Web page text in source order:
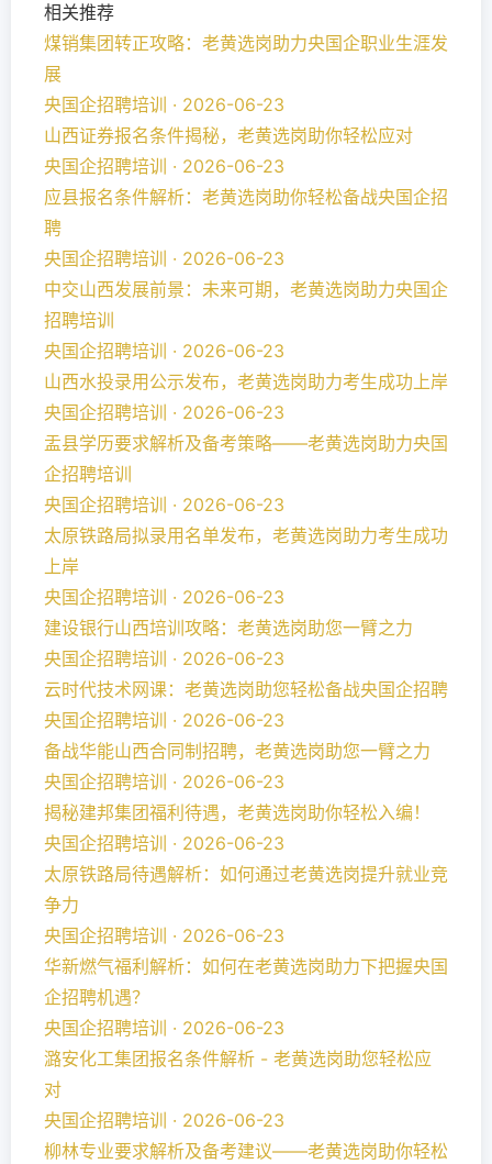
相关推荐
煤销集团转正攻略：老黄选岗助力央国企职业生涯发
展
央国企招聘培训 · 2026-06-23
山西证券报名条件揭秘，老黄选岗助你轻松应对
央国企招聘培训 · 2026-06-23
应县报名条件解析：老黄选岗助你轻松备战央国企招
聘
央国企招聘培训 · 2026-06-23
中交山西发展前景：未来可期，老黄选岗助力央国企
招聘培训
央国企招聘培训 · 2026-06-23
山西水投录用公示发布，老黄选岗助力考生成功上岸
央国企招聘培训 · 2026-06-23
盂县学历要求解析及备考策略——老黄选岗助力央国
企招聘培训
央国企招聘培训 · 2026-06-23
太原铁路局拟录用名单发布，老黄选岗助力考生成功
上岸
央国企招聘培训 · 2026-06-23
建设银行山西培训攻略：老黄选岗助您一臂之力
央国企招聘培训 · 2026-06-23
云时代技术网课：老黄选岗助您轻松备战央国企招聘
央国企招聘培训 · 2026-06-23
备战华能山西合同制招聘，老黄选岗助您一臂之力
央国企招聘培训 · 2026-06-23
揭秘建邦集团福利待遇，老黄选岗助你轻松入编！
央国企招聘培训 · 2026-06-23
太原铁路局待遇解析：如何通过老黄选岗提升就业竞
争力
央国企招聘培训 · 2026-06-23
华新燃气福利解析：如何在老黄选岗助力下把握央国
企招聘机遇？
央国企招聘培训 · 2026-06-23
潞安化工集团报名条件解析 - 老黄选岗助您轻松应
对
央国企招聘培训 · 2026-06-23
柳林专业要求解析及备考建议——老黄选岗助你轻松